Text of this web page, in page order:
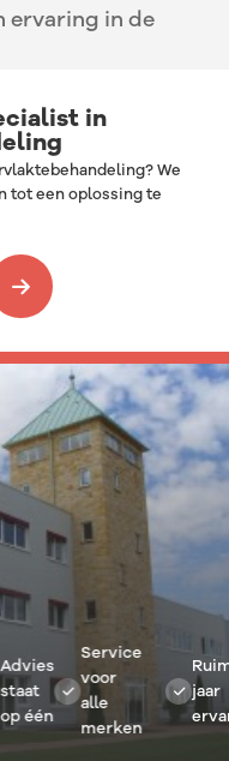
ervaring in de
in
We
tot een oplossing te
één
Service
voor
alle
merken
Ruim
jaar